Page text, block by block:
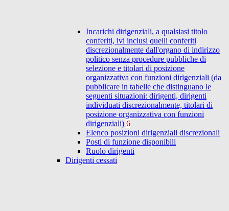
Incarichi dirigenziali, a qualsiasi titolo
conferiti, ivi inclusi quelli conferiti
discrezionalmente dall'organo di indirizzo
politico senza procedure pubbliche di
selezione e titolari di posizione
organizzativa con funzioni dirigenziali (da
pubblicare in tabelle che distinguano le
seguenti situazioni: dirigenti, dirigenti
individuati discrezionalmente, titolari di
posizione organizzativa con funzioni
dirigenziali) 6
Elenco posizioni dirigenziali discrezionali
Posti di funzione disponibili
Ruolo dirigenti
Dirigenti cessati